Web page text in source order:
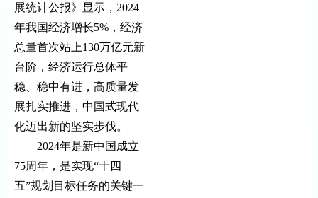
展统计公报》显示，2024
年我国经济增长5%，经济
总量首次站上130万亿元新
台阶，经济运行总体平
稳、稳中有进，高质量发
展扎实推进，中国式现代
化迈出新的坚实步伐。
2024年是新中国成立
75周年，是实现“十四
五”规划目标任务的关键一